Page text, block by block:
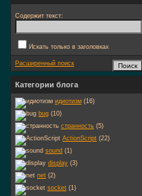
Содержит текст:
Искать только в заголовках
Расширенный поиск
Категории блога
идиотизм (16)
bug (10)
странность (5)
ActionScript (22)
sound (1)
display (3)
net (2)
socket (1)